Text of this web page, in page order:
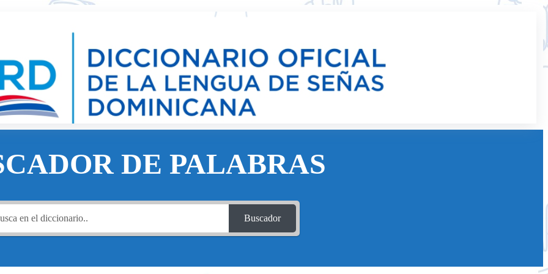
DE PALABRAS
Buscador